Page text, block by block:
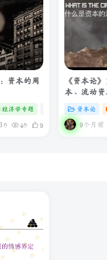
资本的周
经济学专题 # zibll # C
0 40 9
《资本论
本、流动
资本论
9个月前